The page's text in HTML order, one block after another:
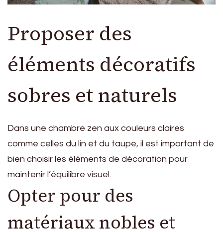
Proposer des
éléments décoratifs
sobres et naturels
Dans une chambre zen aux couleurs claires
comme celles du lin et du taupe, il est important de
bien choisir les éléments de décoration pour
maintenir l’équilibre visuel.
Opter pour des
matériaux nobles et